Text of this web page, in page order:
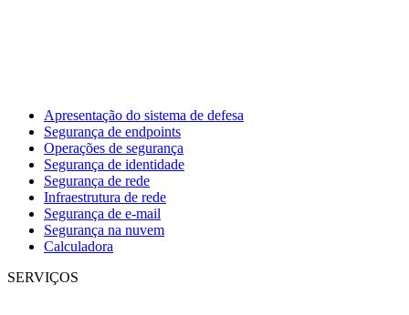
Apresentação do sistema de defesa
Segurança de endpoints
Operações de segurança
Segurança de identidade
Segurança de rede
Infraestrutura de rede
Segurança de e-mail
Segurança na nuvem
Calculadora
SERVIÇOS